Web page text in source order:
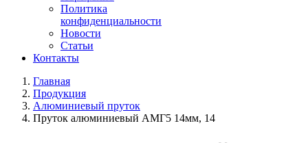
Политика
конфиденциальности
Новости
Статьи
Контакты
Главная
Продукция
Алюминиевый пруток
Пруток алюминиевый АМГ5 14мм, 14